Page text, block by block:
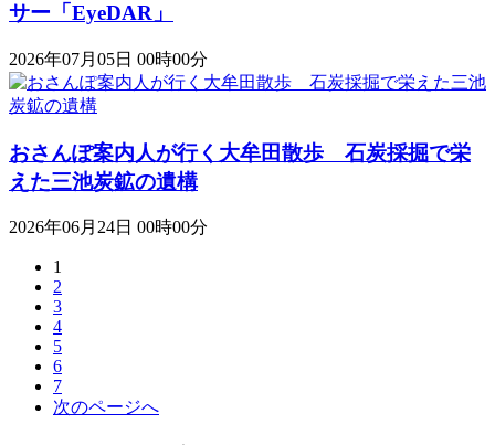
サー「EyeDAR」
2026年07月05日 00時00分
おさんぽ案内人が行く大牟田散歩 石炭採掘で栄
えた三池炭鉱の遺構
2026年06月24日 00時00分
1
2
3
4
5
6
7
次のページへ